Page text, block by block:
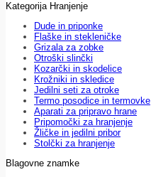
Kategorija Hranjenje
Dude in priponke
Flaške in stekleničke
Grizala za zobke
Otroški slinčki
Kozarčki in skodelice
Krožniki in skledice
Jedilni seti za otroke
Termo posodice in termovke
Aparati za pripravo hrane
Pripomočki za hranjenje
Žličke in jedilni pribor
Stolčki za hranjenje
Blagovne znamke